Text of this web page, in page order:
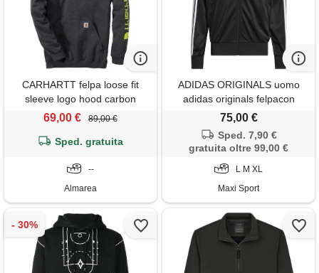
CARHARTT felpa loose fit
sleeve logo hood carbon
heather
69,00 € 89,00 €
Sped. gratuita
--
Almarea
ADIDAS ORIGINALS uomo
adidas originals felpacon
cappucio full zip adicolor
75,00 €
Sped. 7,90 €
gratuita oltre 99,00 €
L M XL
Maxi Sport